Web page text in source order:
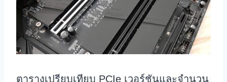
ตารางเปรียบเทียบ PCIe เวอร์ชันและจำนวน